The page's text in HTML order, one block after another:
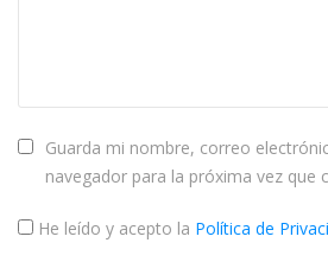
Guarda mi nombre, correo
navegador para la próxima vez que
He leído y acepto la Política de